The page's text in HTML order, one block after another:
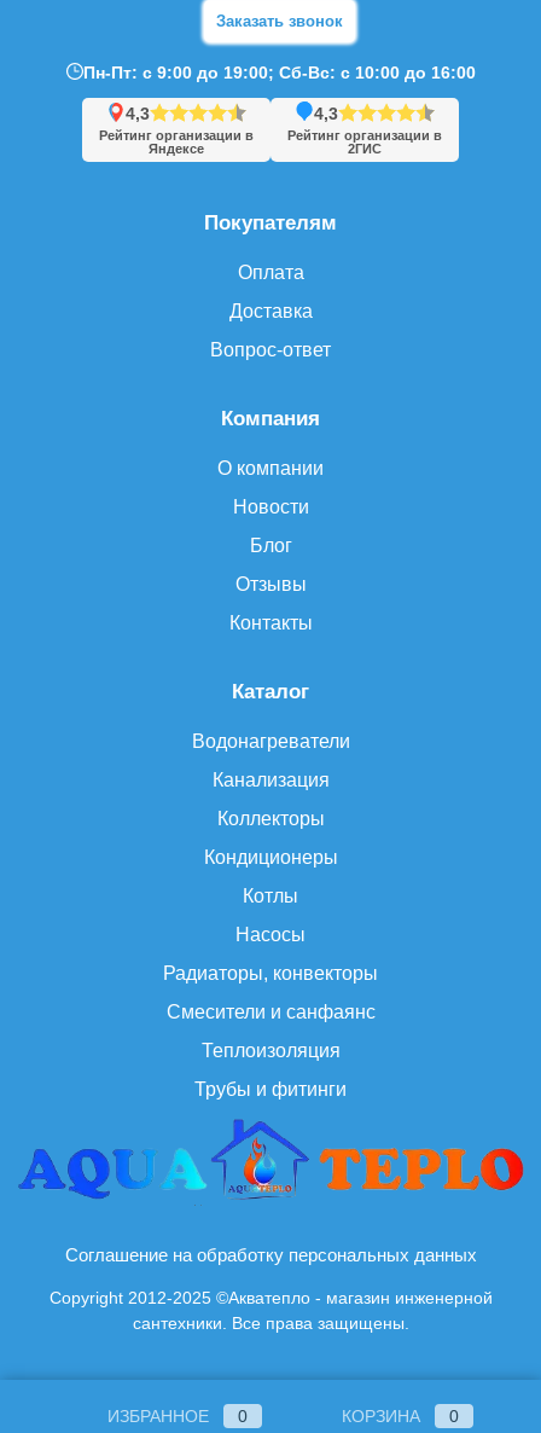
Каталог
Водонагреватели
Канализация
Коллекторы
Кондиционеры
Котлы
Насосы
Радиаторы, конвекторы
Смесители и санфаянс
Теплоизоляция
Трубы и фитинги
Компания
О компании
Новости
Блог
Отзывы
Контакты
Покупателям
Оплата
Доставка
Вопрос-ответ
Заказать звонок
Пн-Пт: с 9:00 до 19:00; Сб-Вс: с 10:00 до 16:00
4,3
Рейтинг организации в
Яндексе
4,3
Рейтинг организации в
2ГИС
Соглашение на обработку персональных данных
Copyright 2012-2025 ©Акватепло - магазин инженерной
сантехники. Все права защищены.
ИЗБРАННОЕ 0 КОРЗИНА 0